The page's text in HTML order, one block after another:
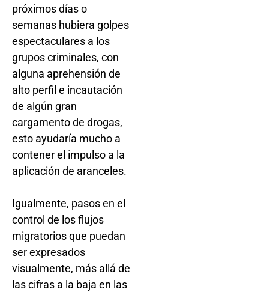
próximos días o
semanas hubiera golpes
espectaculares a los
grupos criminales, con
alguna aprehensión de
alto perfil e incautación
de algún gran
cargamento de drogas,
esto ayudaría mucho a
contener el impulso a la
aplicación de aranceles.
Igualmente, pasos en el
control de los flujos
migratorios que puedan
ser expresados
visualmente, más allá de
las cifras a la baja en las